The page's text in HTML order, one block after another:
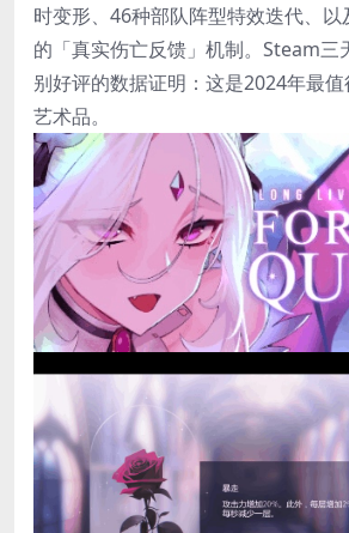
时变形、46种部队阵型特效迭代、
的「真实伤亡反馈」机制。Steam三
别好评的数据证明：这是2024年最
艺术品。